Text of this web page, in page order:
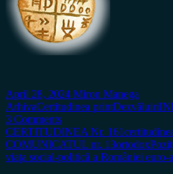
April 28, 2024 Miron Manega
ArhivaCertitudinea printDezvăluiri
3 Comments
CERTITUDINEA Nr. 161
COMUNICATUL nr. 13ortodox
viața social-politică a României euro-